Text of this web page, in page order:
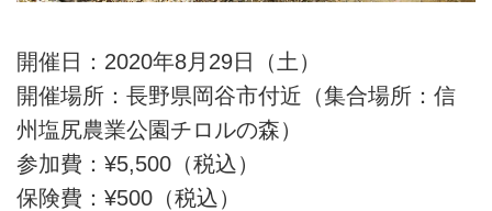
開催日：2020年8月29日（土）
開催場所：長野県岡谷市付近（集合場所：信
州塩尻農業公園チロルの森）
参加費：¥5,500（税込）
保険費：¥500（税込）